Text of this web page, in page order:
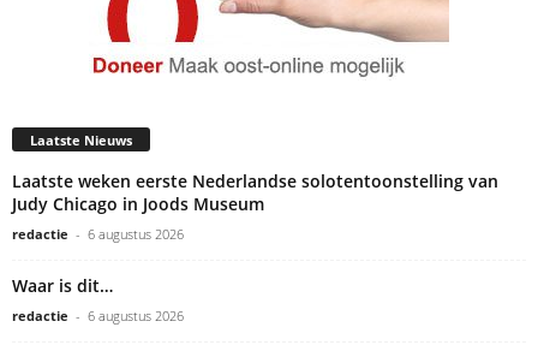
Laatste Nieuws
Laatste weken eerste Nederlandse solotentoonstelling van
Judy Chicago in Joods Museum
redactie - 6 augustus 2026
Waar is dit…
redactie - 6 augustus 2026